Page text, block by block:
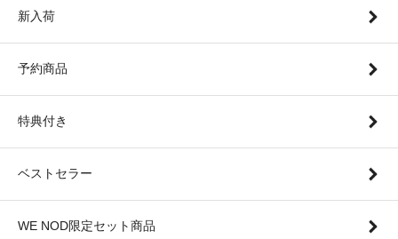
新入荷
予約商品
特典付き
ベストセラー
WE NOD限定セット商品